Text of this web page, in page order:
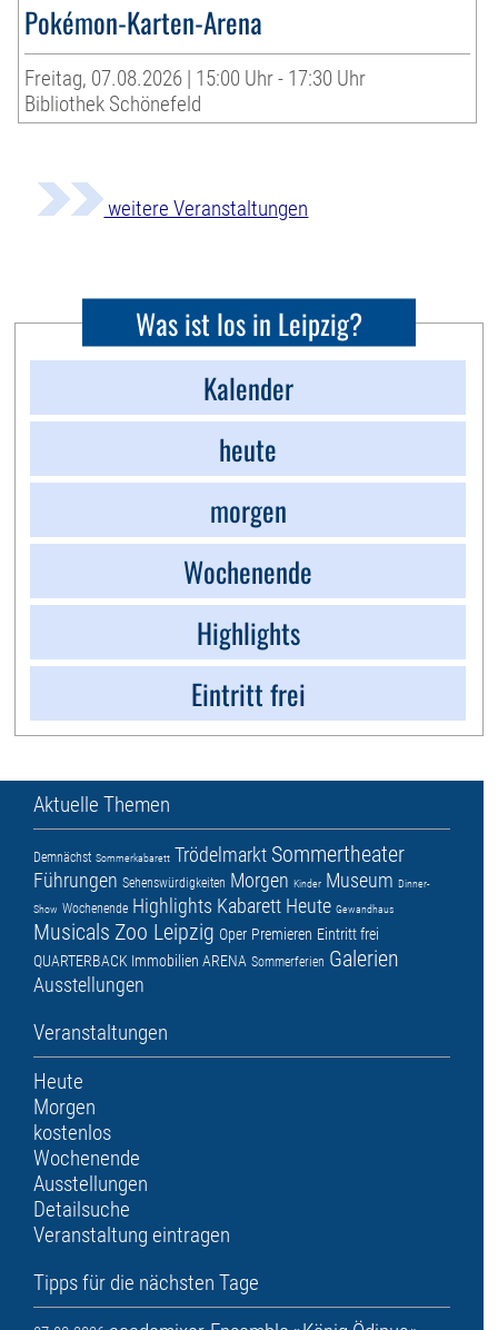
Pokémon-Karten-Arena
Freitag, 07.08.2026 | 15:00 Uhr - 17:30 Uhr
Bibliothek Schönefeld
weitere Veranstaltungen
Was ist los in Leipzig?
Kalender
heute
morgen
Wochenende
Highlights
Eintritt frei
Aktuelle Themen
Demnächst Sommerkabarett Trödelmarkt Sommertheater
Führungen Sehenswürdigkeiten Morgen Kinder Museum Dinner-
Show Wochenende Highlights Kabarett Heute Gewandhaus
Musicals Zoo Leipzig Oper Premieren Eintritt frei
QUARTERBACK Immobilien ARENA Sommerferien Galerien
Ausstellungen
Veranstaltungen
Heute
Morgen
kostenlos
Wochenende
Ausstellungen
Detailsuche
Veranstaltung eintragen
Tipps für die nächsten Tage